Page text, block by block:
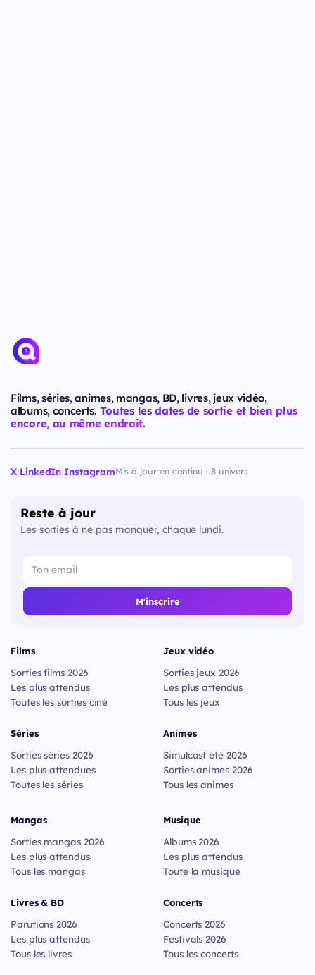
Films, séries, animes, mangas, BD, livres, jeux vidéo,
albums, concerts. Toutes les dates de sortie et bien plus
encore, au même endroit.
X|LinkedIn|InstagramMis à jour en continu · 8 univers
Reste à jour
Les sorties à ne pas manquer, chaque lundi.
M'inscrire
Films
Sorties films 2026
Les plus attendus
Toutes les sorties ciné
Séries
Sorties séries 2026
Les plus attendues
Toutes les séries
Jeux vidéo
Sorties jeux 2026
Les plus attendus
Tous les jeux
Animes
Simulcast été 2026
Sorties animes 2026
Tous les animes
Mangas
Sorties mangas 2026
Les plus attendus
Tous les mangas
Livres & BD
Parutions 2026
Les plus attendus
Tous les livres
Musique
Albums 2026
Les plus attendus
Toute la musique
Concerts
Concerts 2026
Festivals 2026
Tous les concerts